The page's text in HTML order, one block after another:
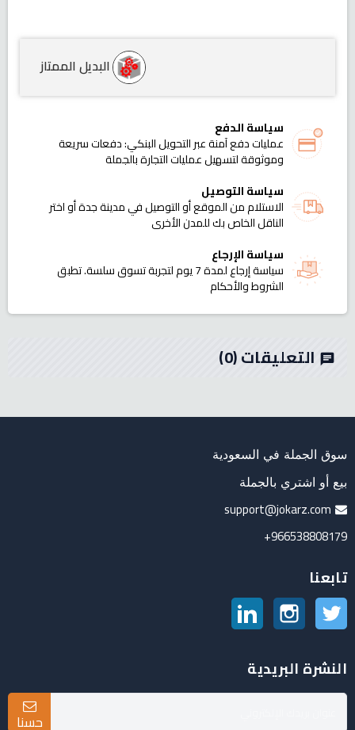
البديل الممتاز
سياسة الدفع
عمليات دفع آمنة عبر التحويل البنكي: دفعات سريعة
وموثوقة لتسهيل عمليات التجارة بالجملة
سياسة التوصيل
الاستلام من الموقع أو التوصيل في مدينة جدة أو اختر
الناقل الخاص بك للمدن الأخرى
سياسة الإرجاع
سياسة إرجاع لمدة 7 يوم لتجربة تسوق سلسة. تطبق
الشروط والأحكام
chat التعليقات(0)
سوق الجملة في السعودية
بيع أو اشتري بالجملة
support@jokarz.com
966538808179+
تابعنا
تويتر انستغرام
النشرة البريدية
حسنا